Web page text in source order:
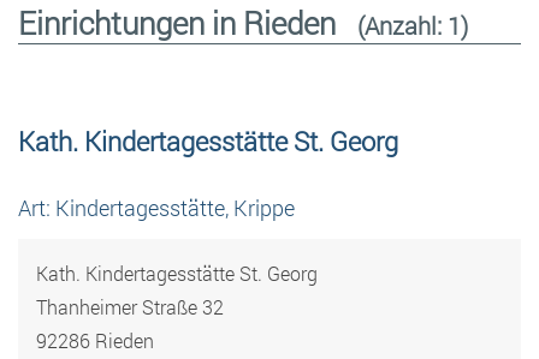
Einrichtungen in Rieden (Anzahl: 1)
Kath. Kindertagesstätte St. Georg
Art: Kindertagesstätte, Krippe
Kath. Kindertagesstätte St. Georg
Thanheimer Straße 32
92286 Rieden